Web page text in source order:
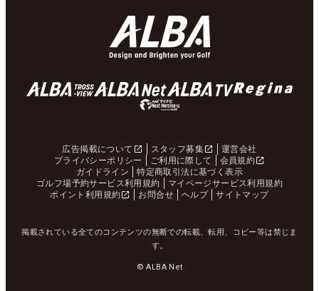
広告掲載について スタッフ募集
運営会社
プライバシーポリシー
ご利用に際して
会員規約
ガイドライン
特定商取引法に基づく表示
ゴルフ場予約サービス利用規約
マイページサービス利用規約
ポイント利用規約
お問合せ ヘルプ サイトマップ
掲載されている全てのコンテンツの無断での転載、転用、コピー等は禁じま
す。
© ALBA Net